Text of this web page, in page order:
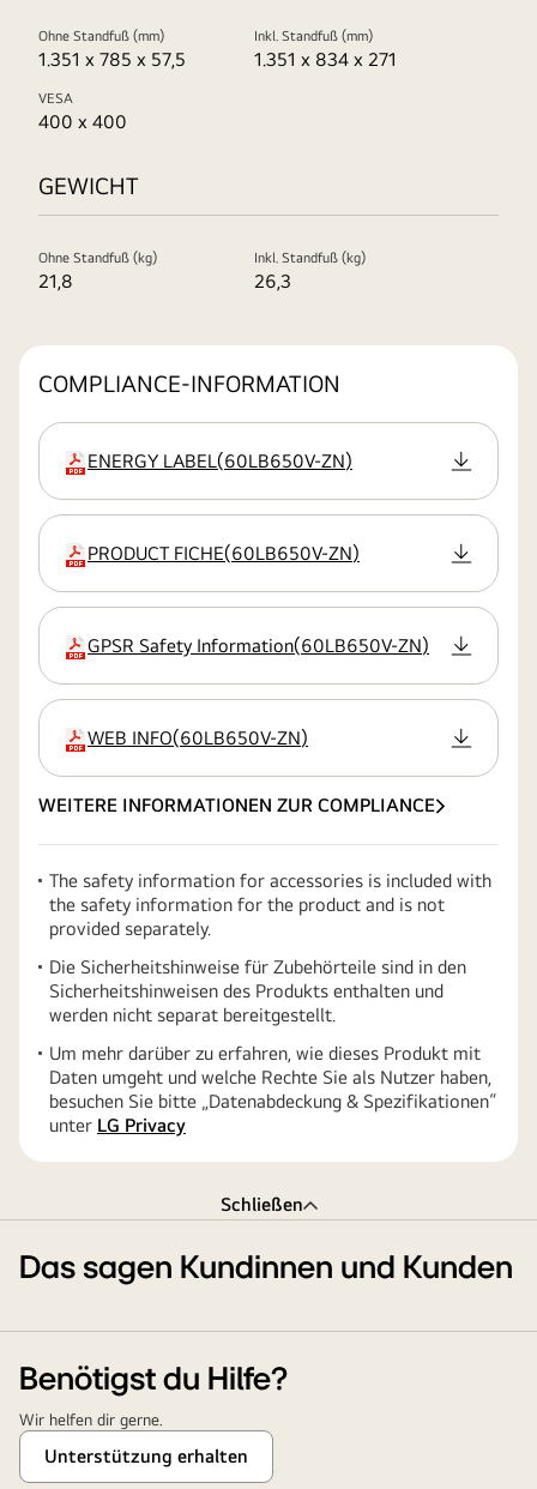
Ohne Standfuß (mm)
1.351 x 785 x 57,5
Inkl. Standfuß (mm)
1.351 x 834 x 271
VESA
400 x 400
GEWICHT
Ohne Standfuß (kg)
21,8
Inkl. Standfuß (kg)
26,3
COMPLIANCE-INFORMATION
Erweiterung
ENERGY LABEL (60LB650V-ZN)
Erweiterung
PRODUCT FICHE(60LB650V-ZN)
Erweiterung
GPSR Safety Information(60LB650V-ZN)
Erweiterung
WEB INFO(60LB650V-ZN)
WEITERE INFORMATIONEN ZUR COMPLIANCE
The safety information for accessories is included with
the safety information for the product and is not
provided separately.
Die Sicherheitshinweise für Zubehörteile sind in den
Sicherheitshinweisen des Produkts enthalten und
werden nicht separat bereitgestellt.
Um mehr darüber zu erfahren, wie dieses Produkt mit
Daten umgeht und welche Rechte Sie als Nutzer haben,
besuchen Sie bitte „Datenabdeckung & Spezifikationen“
unter LG Privacy
Schließen
Das sagen Kundinnen und Kunden
Benötigst du Hilfe?
Wir helfen dir gerne.
Unterstützung erhalten